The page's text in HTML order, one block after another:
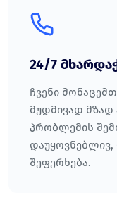
24/7
ჩვენი
მუდმივად
პრობლემის
დაუყოვნებლივ,
შეფერხება.